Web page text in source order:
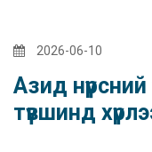
2026-06-10
Азид
түвшинд